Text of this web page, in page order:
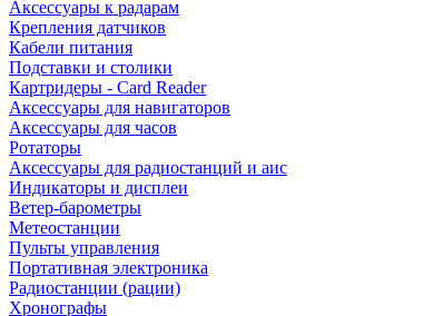
Аксессуары к радарам
Крепления датчиков
Кабели питания
Подставки и столики
Картридеры - Card Reader
Аксессуары для навигаторов
Аксессуары для часов
Ротаторы
Аксессуары для радиостанций и аис
Индикаторы и дисплеи
Ветер-барометры
Метеостанции
Пульты управления
Портативная электроника
Радиостанции (рации)
Хронографы